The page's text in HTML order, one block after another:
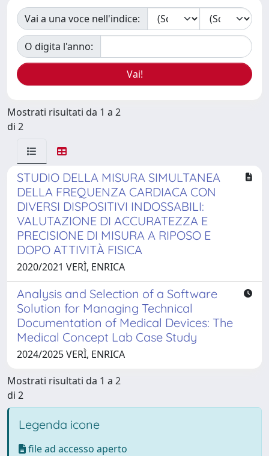
Vai a una voce nell'indice:
O digita l'anno:
Mostrati risultati da 1 a 2
di 2
STUDIO DELLA MISURA SIMULTANEA
DELLA FREQUENZA CARDIACA CON
DIVERSI DISPOSITIVI INDOSSABILI:
VALUTAZIONE DI ACCURATEZZA E
PRECISIONE DI MISURA A RIPOSO E
DOPO ATTIVITÀ FISICA
2020/2021 VERÌ, ENRICA
Analysis and Selection of a Software
Solution for Managing Technical
Documentation of Medical Devices: The
Medical Concept Lab Case Study
2024/2025 VERÌ, ENRICA
Mostrati risultati da 1 a 2
di 2
Legenda icone
file ad accesso aperto